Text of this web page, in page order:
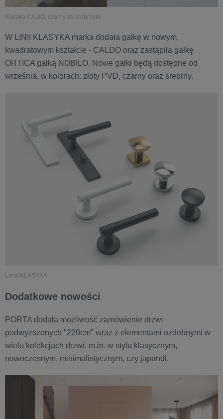
Klamka CALIO, czarny ze srebrnym
W LINII KLASYKA marka dodała gałkę w nowym,
kwadratowym kształcie - CALDO oraz zastąpiła gałkę
ORTICA gałką NOBILO. Nowe gałki będą dostępne od
września, w kolorach: złoty PVD, czarny oraz srebrny.
Linia KLASYKA
Dodatkowe nowości
PORTA dodała możliwość zamówienie drzwi
podwyższonych "220cm" wraz z elementami ozdobnymi w
wielu kolekcjach drzwi, m.in. w stylu klasycznym,
nowoczesnym, minimalistycznym, czy japandi.